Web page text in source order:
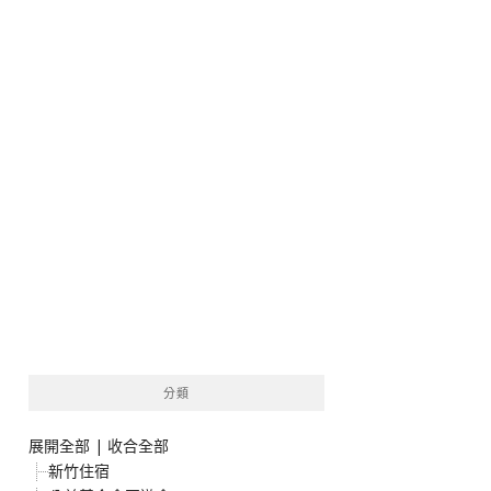
分類
展開全部 | 收合全部
新竹住宿